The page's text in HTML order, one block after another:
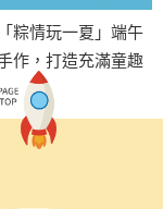
粽情玩一夏」端午
作，打造充滿童趣